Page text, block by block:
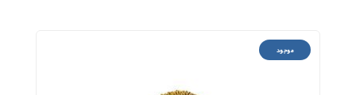
موجود